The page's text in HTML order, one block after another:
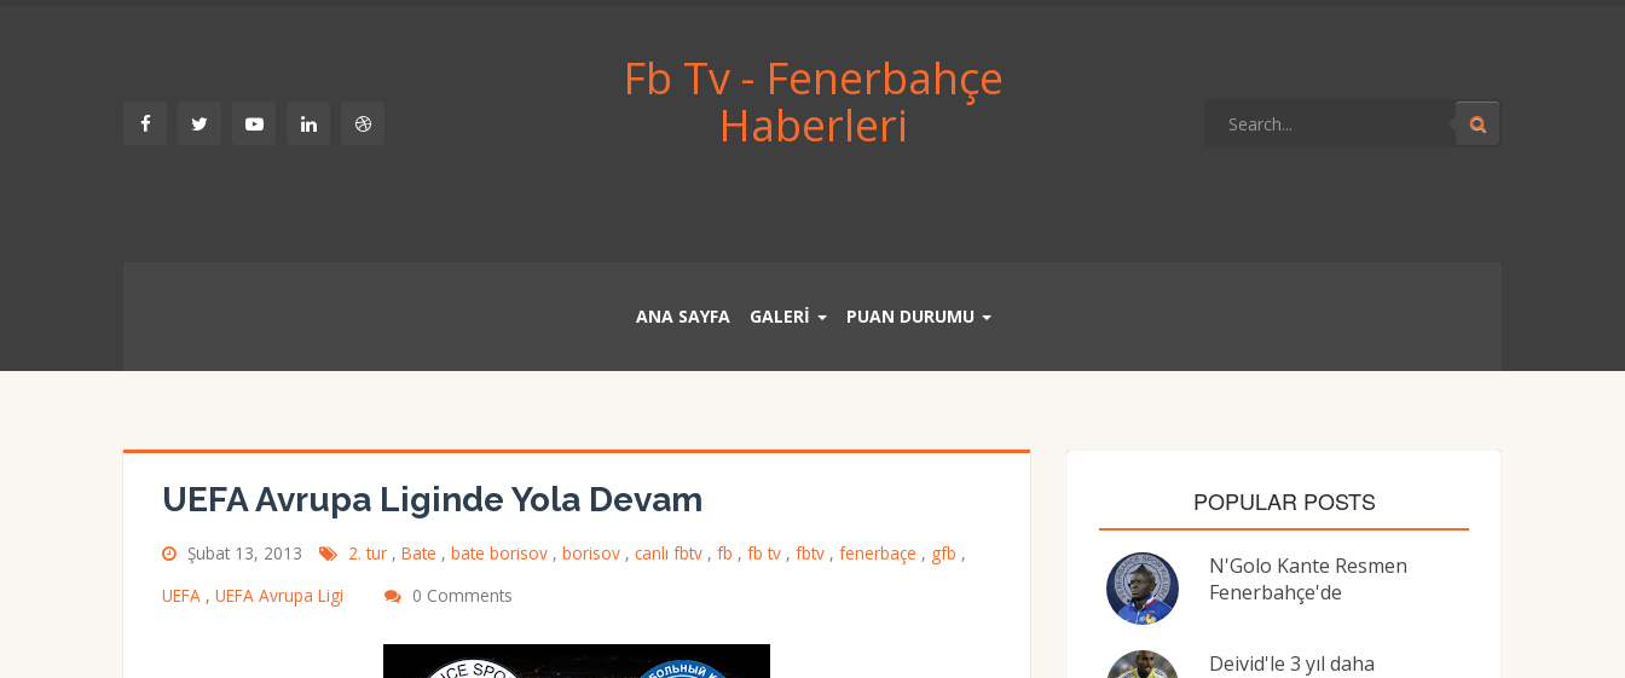
Fb Tv - Fenerbahçe
Haberleri
ANA SAYFA GALERİ PUAN DURUMU
UEFA Avrupa Liginde Yola Devam
Şubat 13, 2013 2. tur , Bate , bate borisov , borisov , canlı fbtv , fb , fb tv , fbtv , fenerbaçe , gfb ,
UEFA , UEFA Avrupa Ligi 0 Comments
POPULAR POSTS
N'Golo Kante Resmen
Fenerbahçe'de
Deivid'le 3 yıl daha